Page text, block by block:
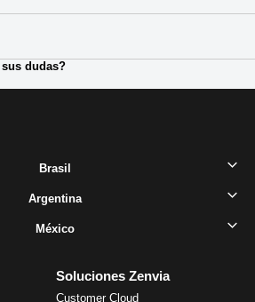
dudas?
Soluciones Zenvia
Customer Cloud
Brasil
Argentina
México